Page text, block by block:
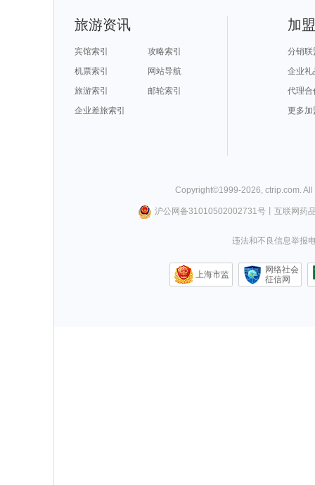
旅游资讯
宾馆索引
攻略索引
机票索引
网站导航
旅游索引
邮轮索引
企业差旅索引
加
分销联
企业礼
代理合
更多加
Copyright©1999-2026 ctrip.com .
沪公网备31010502002731号丨 互联网药
违法和不良信息举报
上海市监
网络社会
征信网